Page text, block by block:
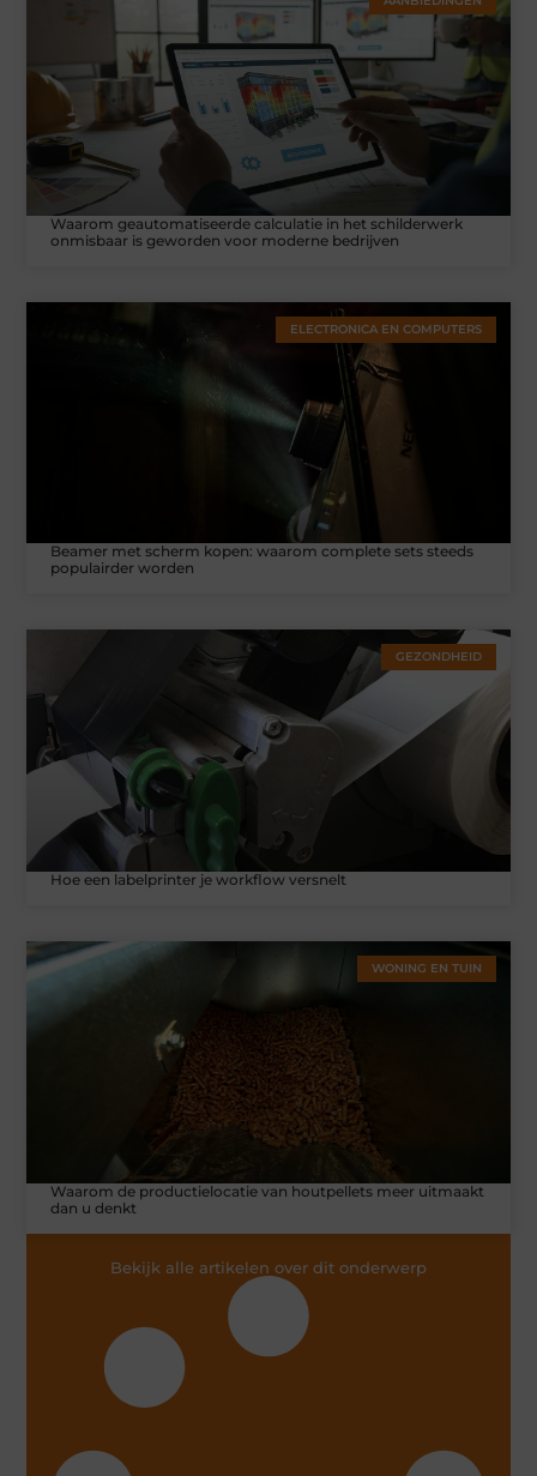
Waarom geautomatiseerde calculatie in het schilderwerk
onmisbaar is geworden voor moderne bedrijven
ELECTRONICA EN COMPUTERS
Beamer met scherm kopen: waarom complete sets steeds
populairder worden
GEZONDHEID
Hoe een labelprinter je workflow versnelt
WONING EN TUIN
Waarom de productielocatie van houtpellets meer uitmaakt
dan u denkt
Bekijk alle artikelen over dit onderwerp